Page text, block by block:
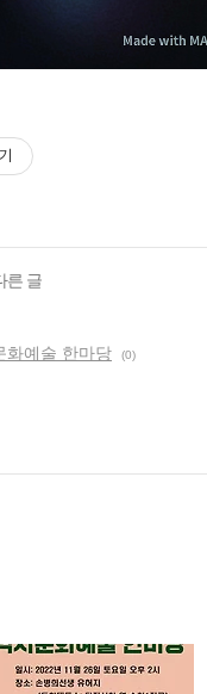
른 글
화예술 한마당 (0)